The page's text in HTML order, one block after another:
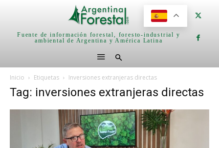
Fuente de información forestal, foresto-industrial y
ambiental de Argentina y América Latina
Inicio Etiquetas Inversiones extranjeras directas
Tag: inversiones extranjeras directas